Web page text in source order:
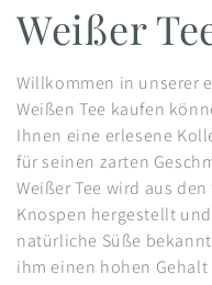
K
a
t
e
g
o
Weißer
Willkommen in unserer
Weißen Tee kaufen
Ihnen eine erlesene
für seinen zarten
Weißer Tee wird aus
Knospen hergestellt
natürliche Süße
ihm einen hohen